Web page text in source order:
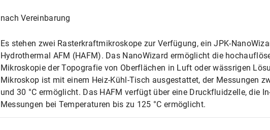
nach Vereinbarung
Es stehen zwei Rasterkraftmikroskope zur Verfügung, ein JPK-
Hydrothermal AFM (HAFM). Das NanoWizard ermöglicht die
Mikroskopie der Topografie von Oberflächen in Luft oder wässrigen
Mikroskop ist mit einem Heiz-Kühl-Tisch ausgestattet, der Messungen
und 30 °C ermöglicht. Das HAFM verfügt über eine Druckfluidzelle, die
Messungen bei Temperaturen bis zu 125 °C ermöglicht.